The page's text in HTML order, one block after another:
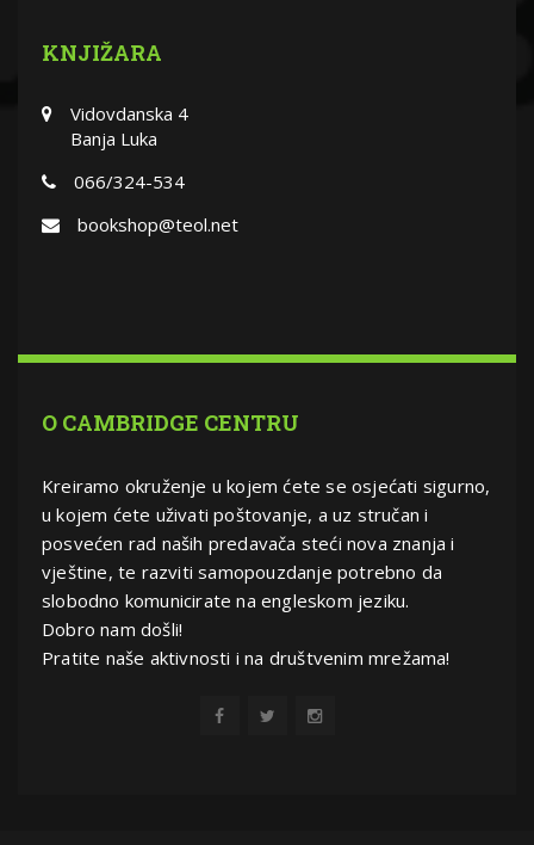
KNJIŽARA
Vidovdanska 4
Banja Luka
066/324-534
bookshop@teol.net
O CAMBRIDGE CENTRU
Kreiramo okruženje u kojem ćete se osjećati sigurno,
u kojem ćete uživati poštovanje, a uz stručan i
posvećen rad naših predavača steći nova znanja i
vještine, te razviti samopouzdanje potrebno da
slobodno komunicirate na engleskom jeziku.
Dobro nam došli!
Pratite naše aktivnosti i na društvenim mrežama!